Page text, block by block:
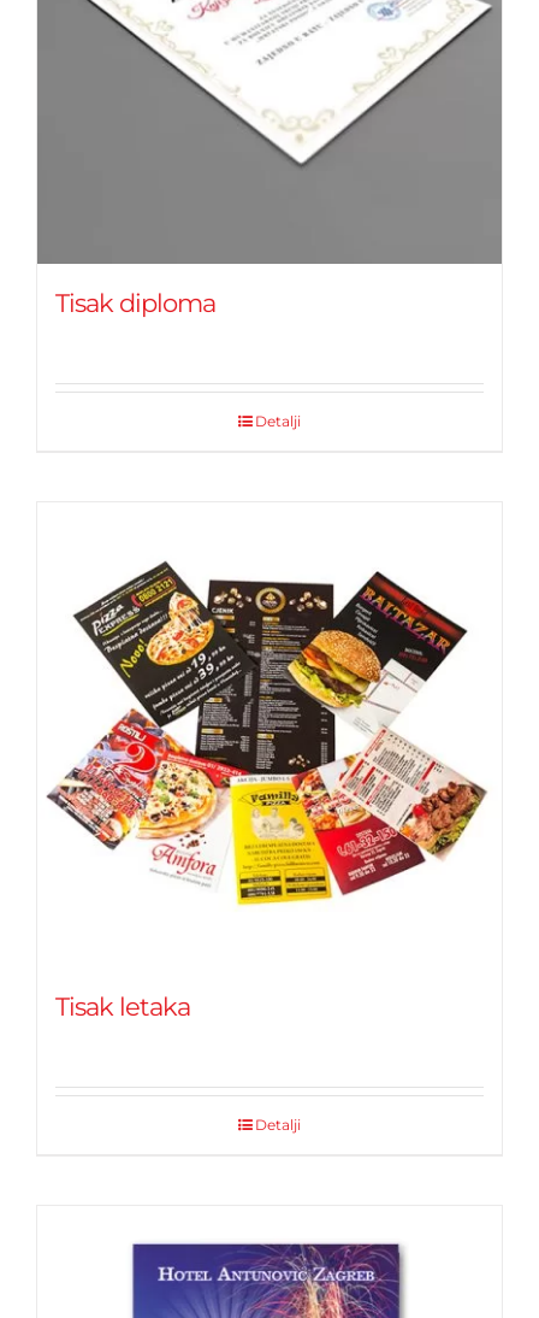
Tisak diploma
Detalji
Tisak letaka
Detalji